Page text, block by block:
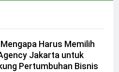
Harus Memilih
Jakarta untuk
Pertumbuhan Bisnis